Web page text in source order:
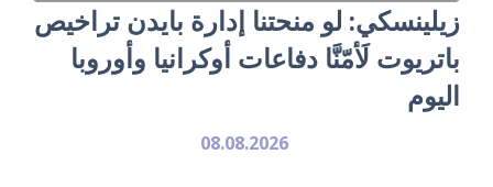
زيلينسكي: لو منحتنا إدارة بايدن تراخيص
باتريوت لَأمّنَّا دفاعات أوكرانيا وأوروبا
اليوم
08.08.2026